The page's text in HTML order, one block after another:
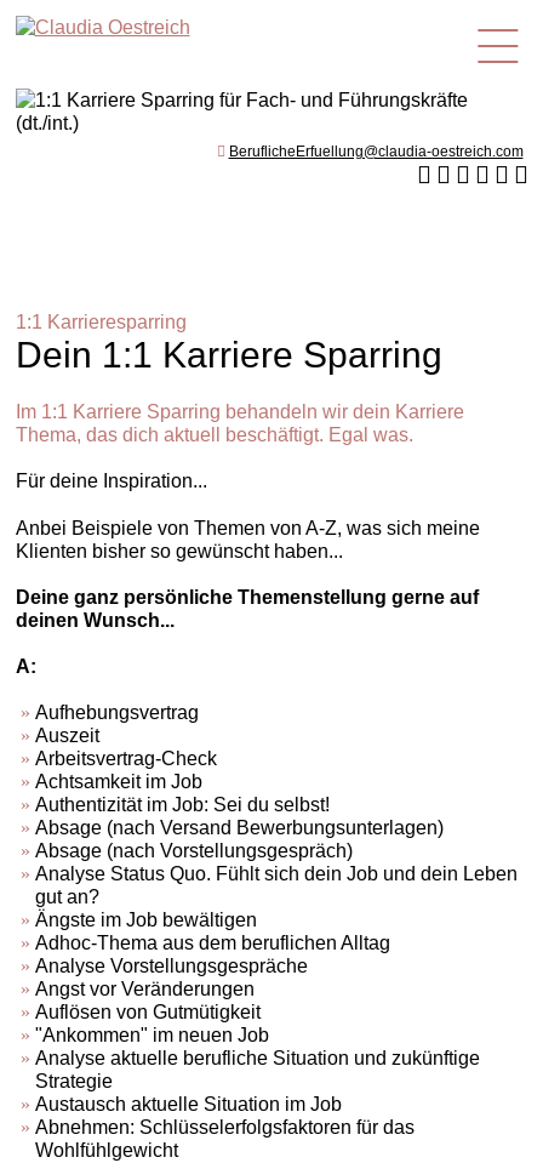
de
BeruflicheErfuellung@claudia-oestreich.com
1:1 Karrieresparring
Dein 1:1 Karriere Sparring
Im 1:1 Karriere Sparring behandeln wir dein Karriere
Thema, das dich aktuell beschäftigt. Egal was.
Für deine Inspiration...
Anbei Beispiele von Themen von A-Z, was sich meine
Klienten bisher so gewünscht haben...
Deine ganz persönliche Themenstellung gerne auf
deinen Wunsch...
A:
Aufhebungsvertrag
Auszeit
Arbeitsvertrag-Check
Achtsamkeit im Job
Authentizität im Job: Sei du selbst!
Absage (nach Versand Bewerbungsunterlagen)
Absage (nach Vorstellungsgespräch)
Analyse Status Quo. Fühlt sich dein Job und dein Leben
gut an?
Ängste im Job bewältigen
Adhoc-Thema aus dem beruflichen Alltag
Analyse Vorstellungsgespräche
Angst vor Veränderungen
Auflösen von Gutmütigkeit
"Ankommen" im neuen Job
Analyse aktuelle berufliche Situation und zukünftige
Strategie
Austausch aktuelle Situation im Job
Abnehmen: Schlüsselerfolgsfaktoren für das
Wohlfühlgewicht